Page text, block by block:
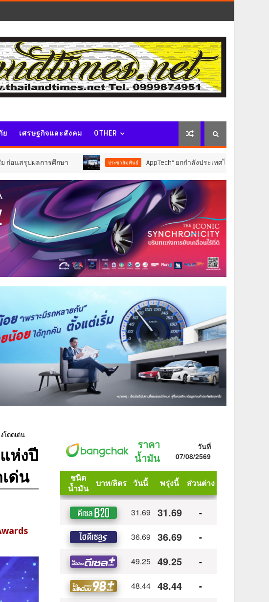
ย เศรษฐกิจและสังคม OTHER
รศึกษา ประชาสัมพันธ์ AppTech”​ ยกกำลังประเทศไทยจากฐานราก เมื่อเทคโน
โดดเด่น
ห่งปี
ด่น